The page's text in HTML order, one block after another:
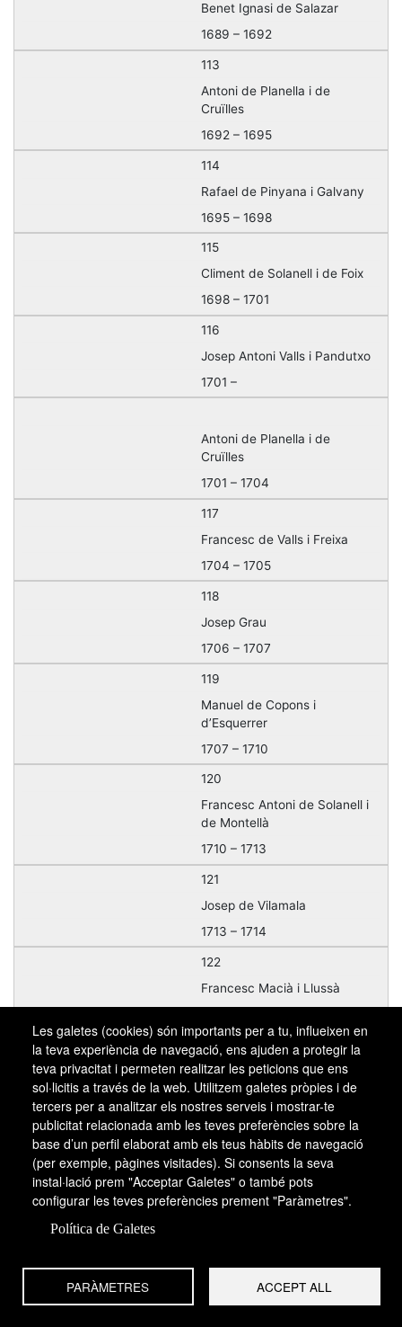
Benet Ignasi de Salazar
1689 – 1692
113
Antoni de Planella i de
Cruïlles
1692 – 1695
114
Rafael de Pinyana i Galvany
1695 – 1698
115
Climent de Solanell i de Foix
1698 – 1701
116
Josep Antoni Valls i Pandutxo
1701 –
Antoni de Planella i de
Cruïlles
1701 – 1704
117
Francesc de Valls i Freixa
1704 – 1705
118
Josep Grau
1706 – 1707
119
Manuel de Copons i
d’Esquerrer
1707 – 1710
120
Francesc Antoni de Solanell i
de Montellà
1710 – 1713
121
Josep de Vilamala
1713 – 1714
122
Francesc Macià i Llussà
123
Lluís Companys i Jové
1933 – 1940
124
Josep Irla i Bosch
1940 – 1954
125
Les galetes (cookies) són importants per a tu, influeixen en
la teva experiència de navegació, ens ajuden a protegir la
teva privacitat i permeten realitzar les peticions que ens
sol·licitis a través de la web. Utilitzem galetes pròpies i de
tercers per a analitzar els nostres serveis i mostrar-te
publicitat relacionada amb les teves preferències sobre la
base d’un perfil elaborat amb els teus hàbits de navegació
(per exemple, pàgines visitades). Si consents la seva
instal·lació prem "Acceptar Galetes" o també pots
configurar les teves preferències prement "Paràmetres".
Política de Galetes
PARÀMETRES ACCEPT ALL